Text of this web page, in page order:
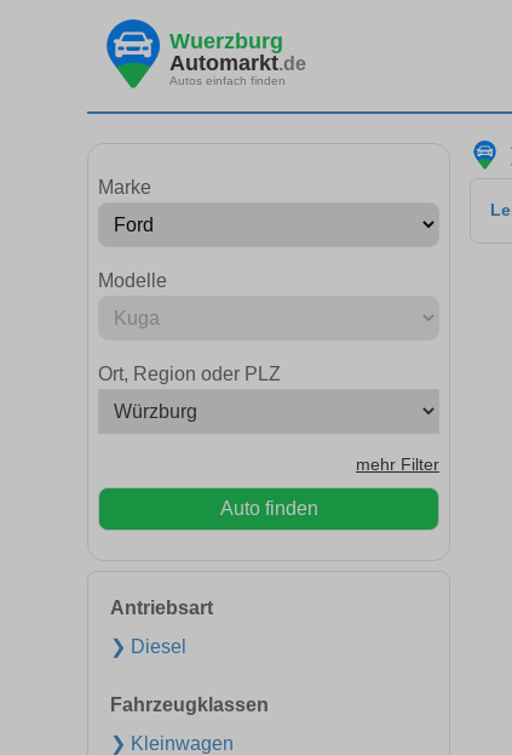
Wuerzburg
Automarkt.de
Autos einfach finden
Marke
Modelle
Ort, Region oder PLZ
mehr Filter
Auto finden
Antriebsart
❯ Diesel
Fahrzeugklassen
❯ Kleinwagen